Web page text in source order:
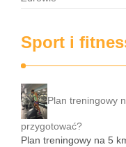
Sport i
Plan treningowy
przygotować?
Plan treningowy na 5